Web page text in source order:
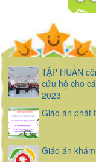
TẬP HUẤN
cứu hộ cho
2023
Giáo án phát
Giáo án